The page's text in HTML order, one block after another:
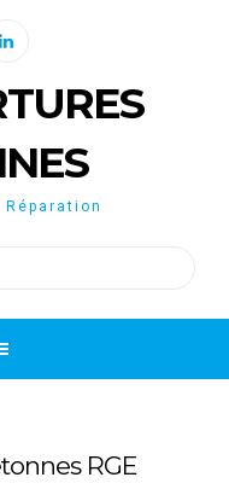
Linkedin
RGE